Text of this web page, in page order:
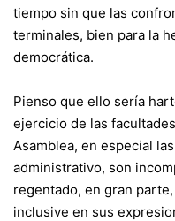
tiempo sin que las
terminales, bien para la
democrática.
Pienso que ello sería
ejercicio de las
Asamblea, en especial
administrativo, son
regentado, en gran
inclusive en sus